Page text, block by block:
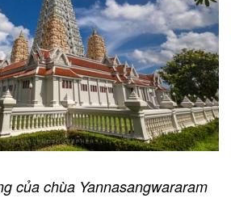
của chùa Yannasangwararam